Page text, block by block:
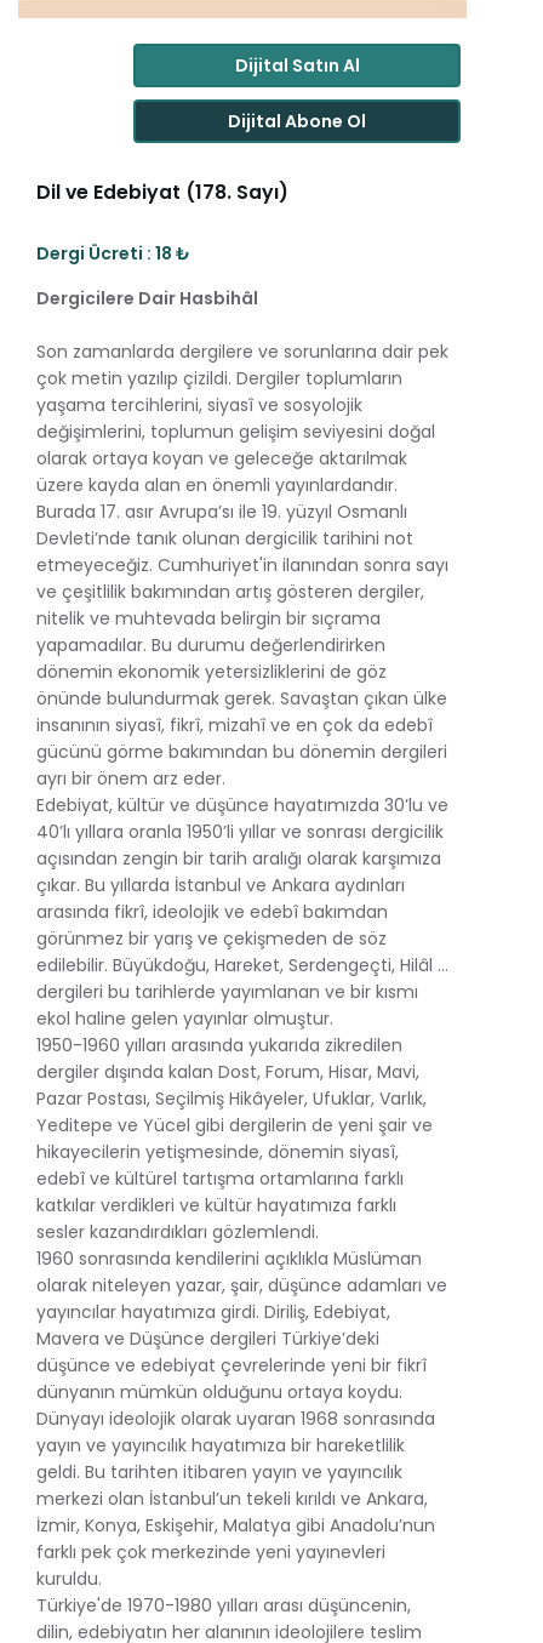
Dijital Satın Al
Dijital Abone Ol
Dil ve Edebiyat (178. Sayı)
Dergi Ücreti : 18 ₺
Dergicilere Dair Hasbihâl
Son zamanlarda dergilere ve sorunlarına dair pek
çok metin yazılıp çizildi. Dergiler toplumların
yaşama tercihlerini, siyasî ve sosyolojik
değişimlerini, toplumun gelişim seviyesini doğal
olarak ortaya koyan ve geleceğe aktarılmak
üzere kayda alan en önemli yayınlardandır.
Burada 17. asır Avrupa’sı ile 19. yüzyıl Osmanlı
Devleti’nde tanık olunan dergicilik tarihini not
etmeyeceğiz. Cumhuriyet'in ilanından sonra sayı
ve çeşitlilik bakımından artış gösteren dergiler,
nitelik ve muhtevada belirgin bir sıçrama
yapamadılar. Bu durumu değerlendirirken
dönemin ekonomik yetersizliklerini de göz
önünde bulundurmak gerek. Savaştan çıkan ülke
insanının siyasî, fikrî, mizahî ve en çok da edebî
gücünü görme bakımından bu dönemin dergileri
ayrı bir önem arz eder.
Edebiyat, kültür ve düşünce hayatımızda 30’lu ve
40’lı yıllara oranla 1950’li yıllar ve sonrası dergicilik
açısından zengin bir tarih aralığı olarak karşımıza
çıkar. Bu yıllarda İstanbul ve Ankara aydınları
arasında fikrî, ideolojik ve edebî bakımdan
görünmez bir yarış ve çekişmeden de söz
edilebilir. Büyükdoğu, Hareket, Serdengeçti, Hilâl …
dergileri bu tarihlerde yayımlanan ve bir kısmı
ekol haline gelen yayınlar olmuştur.
1950-1960 yılları arasında yukarıda zikredilen
dergiler dışında kalan Dost, Forum, Hisar, Mavi,
Pazar Postası, Seçilmiş Hikâyeler, Ufuklar, Varlık,
Yeditepe ve Yücel gibi dergilerin de yeni şair ve
hikayecilerin yetişmesinde, dönemin siyasî,
edebî ve kültürel tartışma ortamlarına farklı
katkılar verdikleri ve kültür hayatımıza farklı
sesler kazandırdıkları gözlemlendi.
1960 sonrasında kendilerini açıklıkla Müslüman
olarak niteleyen yazar, şair, düşünce adamları ve
yayıncılar hayatımıza girdi. Diriliş, Edebiyat,
Mavera ve Düşünce dergileri Türkiye’deki
düşünce ve edebiyat çevrelerinde yeni bir fikrî
dünyanın mümkün olduğunu ortaya koydu.
Dünyayı ideolojik olarak uyaran 1968 sonrasında
yayın ve yayıncılık hayatımıza bir hareketlilik
geldi. Bu tarihten itibaren yayın ve yayıncılık
merkezi olan İstanbul’un tekeli kırıldı ve Ankara,
İzmir, Konya, Eskişehir, Malatya gibi Anadolu’nun
farklı pek çok merkezinde yeni yayınevleri
kuruldu.
Türkiye'de 1970-1980 yılları arası düşüncenin,
dilin, edebiyatın her alanının ideolojilere teslim